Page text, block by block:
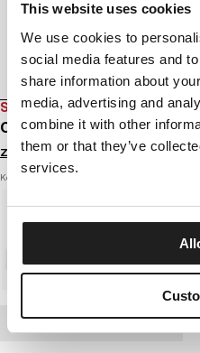
This website uses cookies
We use cookies to
social media features and
share information about
media, advertising and
combine it with other
them or that they’ve
services.
SALE
CZAPKA ZIMOWA SILVAS
Zaloguj się by zobaczyć ceny
Kolor: dusty salvia
ZAMÓWIENIE HURTOWE